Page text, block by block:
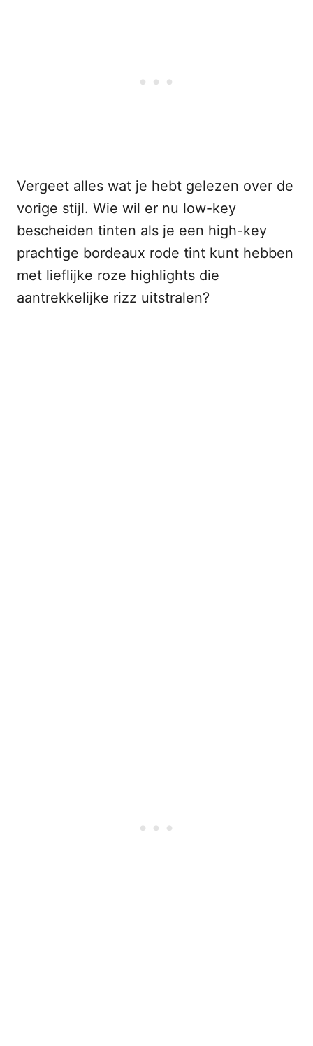
Vergeet alles wat je hebt gelezen over de
vorige stijl. Wie wil er nu low-key
bescheiden tinten als je een high-key
prachtige bordeaux rode tint kunt hebben
met lieflijke roze highlights die
aantrekkelijke rizz uitstralen?